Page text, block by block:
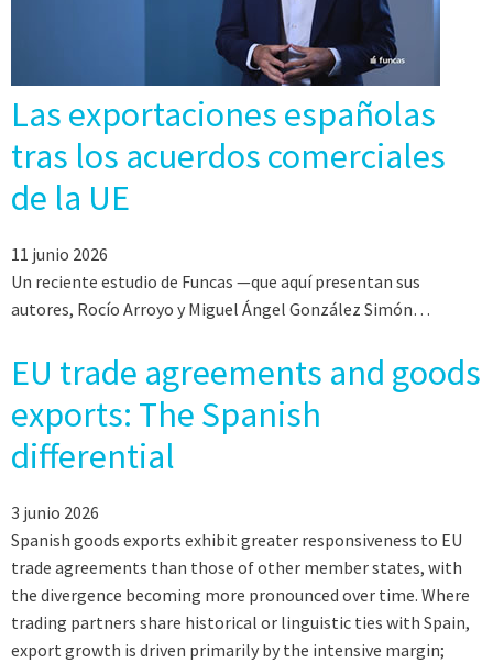
Las exportaciones españolas
tras los acuerdos comerciales
de la UE
11 junio 2026
Un reciente estudio de Funcas —que aquí presentan sus
autores, Rocío Arroyo y Miguel Ángel González Simón…
EU trade agreements and goods
exports: The Spanish
differential
3 junio 2026
Spanish goods exports exhibit greater responsiveness to EU
trade agreements than those of other member states, with
the divergence becoming more pronounced over time. Where
trading partners share historical or linguistic ties with Spain,
export growth is driven primarily by the intensive margin;